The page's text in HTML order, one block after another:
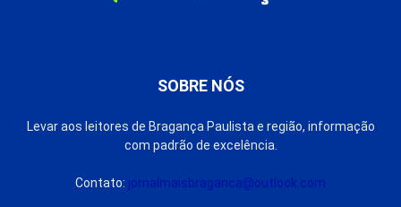
SOBRE NÓS
Levar aos leitores de Bragança Paulista e região, informação
com padrão de excelência.
Contato: jornalmaisbraganca@outlook.com